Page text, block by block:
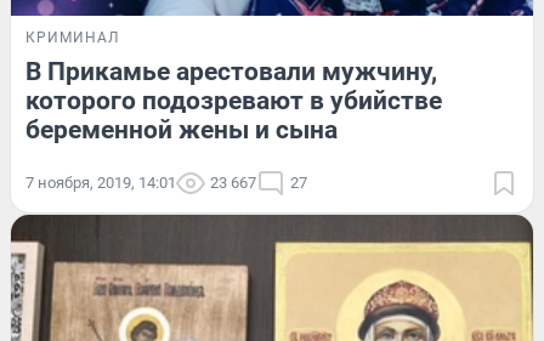
КРИМИНАЛ
В Прикамье арестовали мужчину,
которого подозревают в убийстве
беременной жены и сына
7 ноября, 2019, 14:01 23 667 27